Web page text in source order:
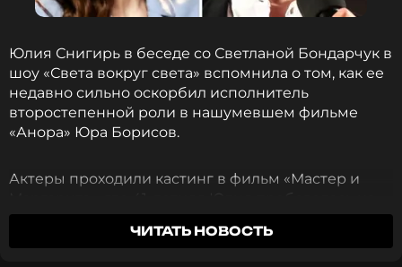
Юлия Снигирь в беседе со Светланой Бондарчук в
шоу «Света вокруг света» вспомнила о том, как ее
недавно сильно оскорбил исполнитель
второстепенной роли в нашумевшем фильме
«Анора» Юра Борисов.
Актеры проходили кастинг в фильм «Мастер и
Маргарита», где 41-летняя Юлия пробовалась на
роль главной героини, а 32-летний коллега хотел
сыграть ее возлюбленного, но позволил себе
ЧИТАТЬ НОВОСТЬ